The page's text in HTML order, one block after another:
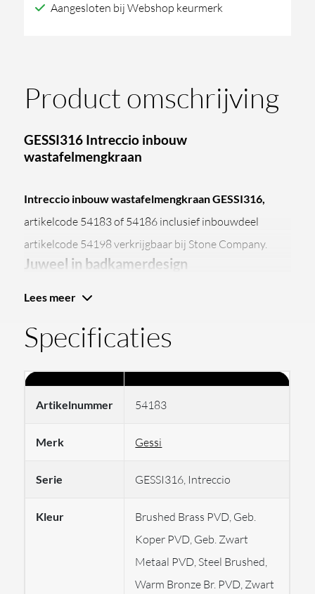
Aangesloten bij Webshop keurmerk
Product omschrijving
GESSI316 Intreccio inbouw
wastafelmengkraan
Intreccio inbouw wastafelmengkraan GESSI316,
artikelcode 54183 of 54186 inclusief inbouwdeel
artikelcode 54198 verkrijgbaar bij Stone Company.
Juweel in badkamerdesign
Deze inbouw wastafelmengkraan uit de Gessi316-serie
is gemaakt van roestvrij staal (RVS), daarnaast heeft de
wastafelmengkraan een uitstraling van het Intreccio
patroon. Dit product bestaat uit 2 modellen: u kunt
en de lange uitloop heeft een lengte van 210 mm. De
verschillende kleuren, waaronder Steel Brushed, Zwart
Lees meer
Specificaties
Artikelnummer 54183
Merk Gessi
Serie GESSI316, Intreccio
Kleur
Brushed Brass PVD, Geb.
Koper PVD, Geb. Zwart
Metaal PVD, Steel Brushed,
Warm Bronze Br. PVD, Zwart